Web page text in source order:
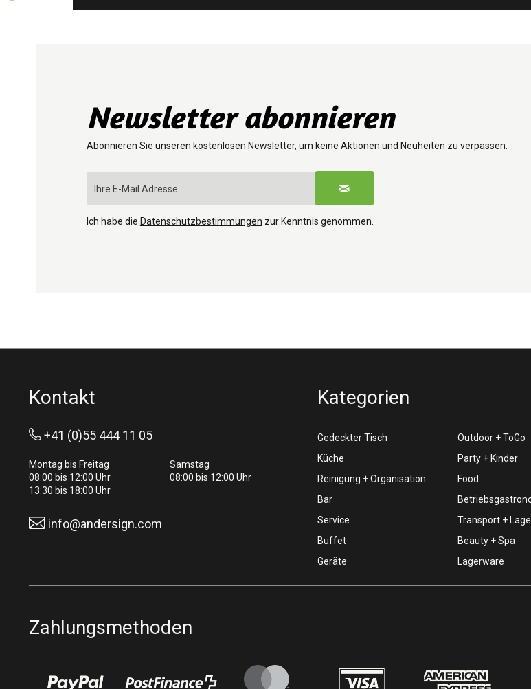
Newsletter abonnieren
Abonnieren Sie unseren kostenlosen Newsletter, um keine Aktionen und Neuheiten zu verpassen.
Ich habe die Datenschutzbestimmungen zur Kenntnis genommen.
Kontakt
+41 (0)55 444 11 05
Montag bis Freitag
08:00 bis 12:00 Uhr
13:30 bis 18:00 Uhr
Samstag
08:00 bis 12:00 Uhr
info@andersign.com
Kategorien
Gedeckter Tisch
Outdoor + ToGo
Küche
Party + Kinder
Reinigung + Organisation
Food
Bar
Service
Transport +
Buffet
Beauty + Spa
Geräte
Lagerware
Zahlungsmethoden